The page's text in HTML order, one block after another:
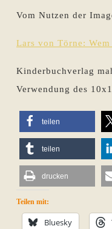
Vom Nutzen der
Lars von Törne:
Kinderbuchverlag
Verwendung des
teilen
teilen
drucken
Teilen mit:
Bluesky